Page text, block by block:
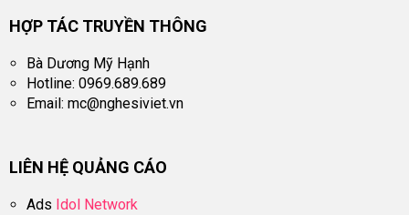
HỢP TÁC TRUYỀN THÔNG
Bà Dương Mỹ Hạnh
Hotline: 0969.689.689
Email:mc@nghesiviet.vn
LIÊN HỆ QUẢNG CÁO
Ads Idol Network